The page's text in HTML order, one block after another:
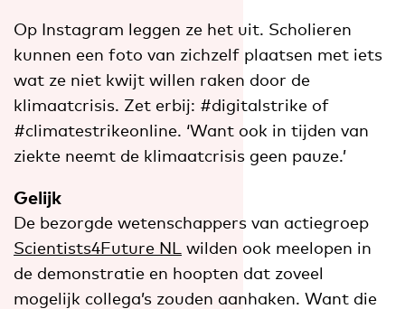
Op Instagram leggen ze het uit. Scholieren
kunnen een foto van zichzelf plaatsen met iets
wat ze niet kwijt willen raken door de
klimaatcrisis. Zet erbij: #digitalstrike of
#climatestrikeonline. ‘Want ook in tijden van
ziekte neemt de klimaatcrisis geen pauze.’
Gelijk
De bezorgde wetenschappers van actiegroep
Scientists4Future NL wilden ook meelopen in
de demonstratie en hoopten dat zoveel
mogelijk collega’s zouden aanhaken. Want die